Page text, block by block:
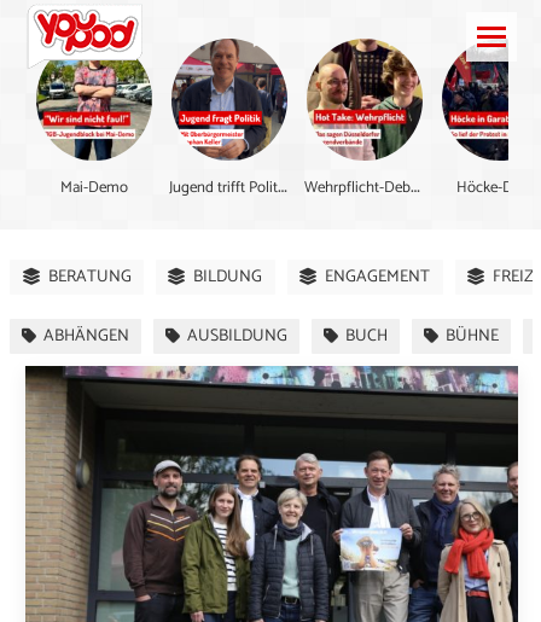
Mai-Demo J
ugend trifft Politik Spezial W
ehrpflicht-Debatte Höcke-Demo
BERATUNG BILDUNG ENGAGEMENT
ABHÄNGEN AUSBILDUNG BUCH BÜHNE